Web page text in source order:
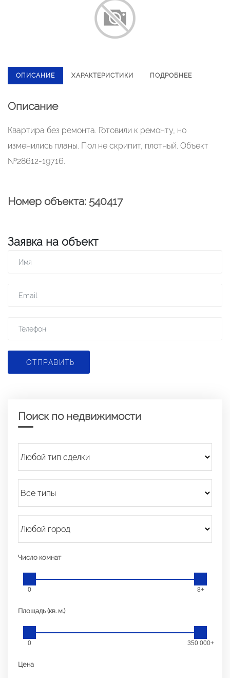
ОПИСАНИЕ ХАРАКТЕРИСТИКИ ПОДРОБНЕЕ
Описание
Квартира без ремонта. Готовили к ремонту, но
изменились планы. Пол не скрипит, плотный. Объект
№28612-19716.
Номер объекта: 540417
Заявка на объект
ОТПРАВИТЬ
Поиск по недвижимости
Число комнат
0 8+
Площадь (кв. м.)
0 350 000+
Цена